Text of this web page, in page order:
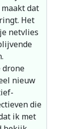
dat
Het
netvlies
drone
nieuw
die
ik met